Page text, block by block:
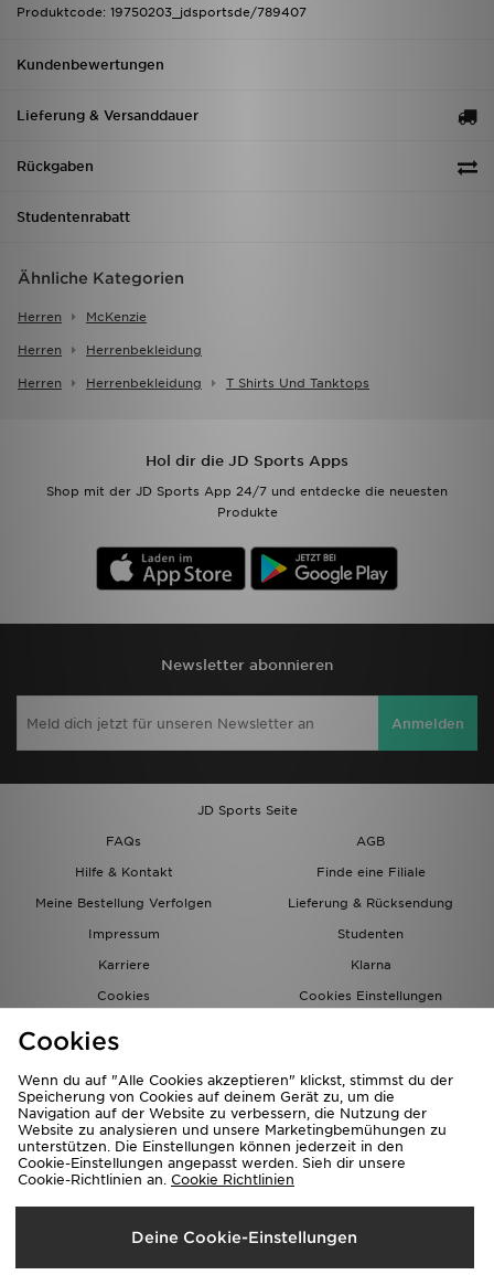
Produktcode: 19750203_jdsportsde/789407
Kundenbewertungen
Lieferung & Versanddauer
Rückgaben
Studentenrabatt
Ähnliche Kategorien
Herren McKenzie
Herren Herrenbekleidung
Herren Herrenbekleidung T Shirts Und Tanktops
Hol dir die JD Sports Apps
Shop mit der JD Sports App 24/7 und entdecke die neuesten
Produkte
Newsletter abonnieren
Anmelden
JD Sports Seite
FAQs
AGB
Hilfe & Kontakt
Finde eine Filiale
Meine Bestellung Verfolgen
Lieferung & Rücksendung
Impressum
Studenten
Karriere
Klarna
Cookies
Cookies Einstellungen
Lieferung Nach
Deutschland
Cookies
Wenn du auf "Alle Cookies akzeptieren" klickst, stimmst du der
Speicherung von Cookies auf deinem Gerät zu, um die
Navigation auf der Website zu verbessern, die Nutzung der
Website zu analysieren und unsere Marketingbemühungen zu
unterstützen. Die Einstellungen können jederzeit in den
Cookie-Einstellungen angepasst werden. Sieh dir unsere
Cookie-Richtlinien an. Cookie Richtlinien
Deine Cookie-Einstellungen